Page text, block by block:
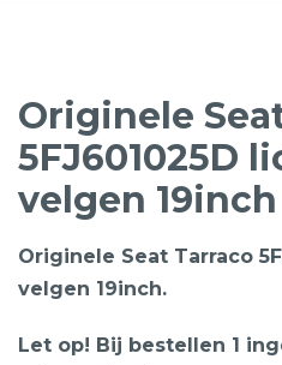
Originele
5FJ601025D
velgen 19inch
Originele Seat Tarraco
velgen 19inch.
Let op! Bij bestellen 1